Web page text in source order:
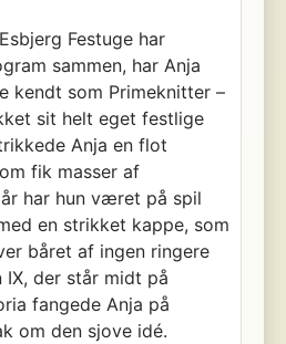
Festuge har
sammen, har Anja
kendt som Primeknitter –
sit helt eget festlige
Anja en flot
fik masser af
har hun været på spil
en strikket kappe, som
båret af ingen ringere
IX, der står midt på
fangede Anja på
om den sjove idé.